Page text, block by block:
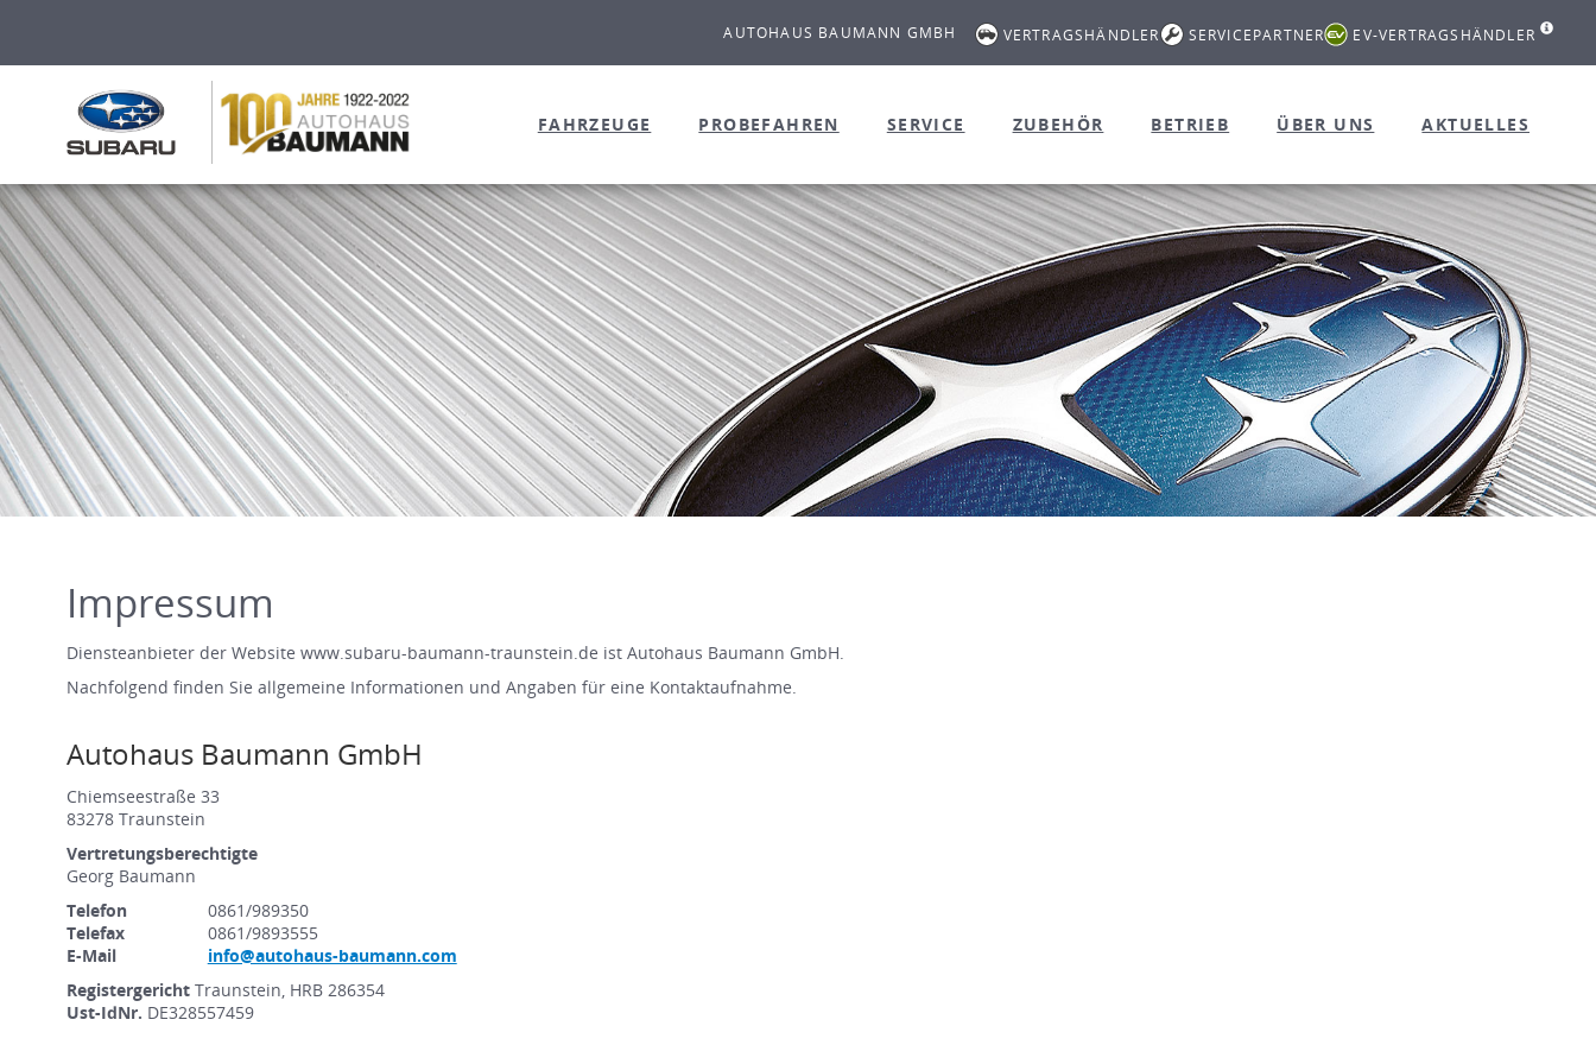
AUTOHAUS BAUMANN GMBH VERTRAGSHÄNDLER SERVICEPARTNER EV-VERTRAGSHÄNDLER
FAHRZEUGE PROBEFAHREN SERVICE ZUBEHÖR BETRIEB ÜBER UNS AKTUELLES
Impressum
Diensteanbieter der Website www.subaru-baumann-traunstein.de ist Autohaus Baumann GmbH.
Nachfolgend finden Sie allgemeine Informationen und Angaben für eine Kontaktaufnahme.
Autohaus Baumann GmbH
Chiemseestraße 33
83278 Traunstein
Vertretungsberechtigte
Georg Baumann
Telefon
0861/989350
Telefax
0861/9893555
E-Mail
info@autohaus-baumann.com
Registergericht Traunstein, HRB 286354
Ust-IdNr. DE328557459